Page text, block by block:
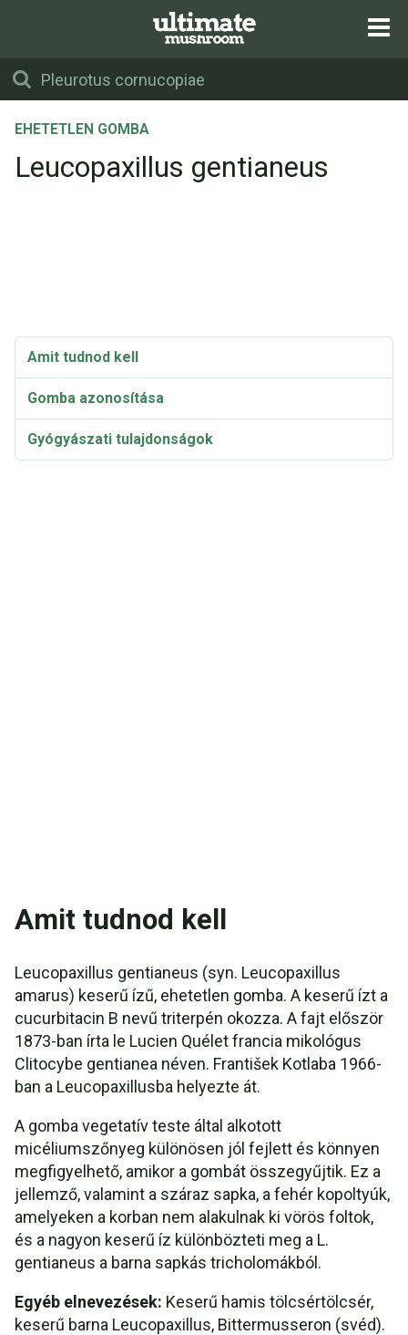
EHETETLEN GOMBA
Leucopaxillus gentianeus
Amit tudnod kell
Gomba azonosítása
Gyógyászati tulajdonságok
Amit tudnod kell
Leucopaxillus gentianeus (syn. Leucopaxillus
amarus) keserű ízű, ehetetlen gomba. A keserű ízt a
cucurbitacin B nevű triterpén okozza. A fajt először
1873-ban írta le Lucien Quélet francia mikológus
Clitocybe gentianea néven. František Kotlaba 1966-
ban a Leucopaxillusba helyezte át.
A gomba vegetatív teste által alkotott
micéliumszőnyeg különösen jól fejlett és könnyen
megfigyelhető, amikor a gombát összegyűjtik. Ez a
jellemző, valamint a száraz sapka, a fehér kopoltyúk,
amelyeken a korban nem alakulnak ki vörös foltok,
és a nagyon keserű íz különbözteti meg a L.
gentianeus a barna sapkás tricholomákból.
Egyéb elnevezések: Keserű hamis tölcsértölcsér,
keserű barna Leucopaxillus, Bittermusseron (svéd).